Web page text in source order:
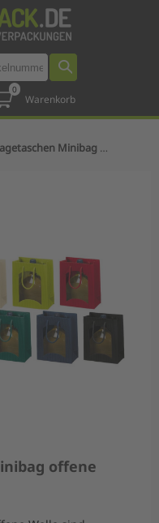
0
Warenkorb
Flaschentragetaschen Minibag offene Welle
offene